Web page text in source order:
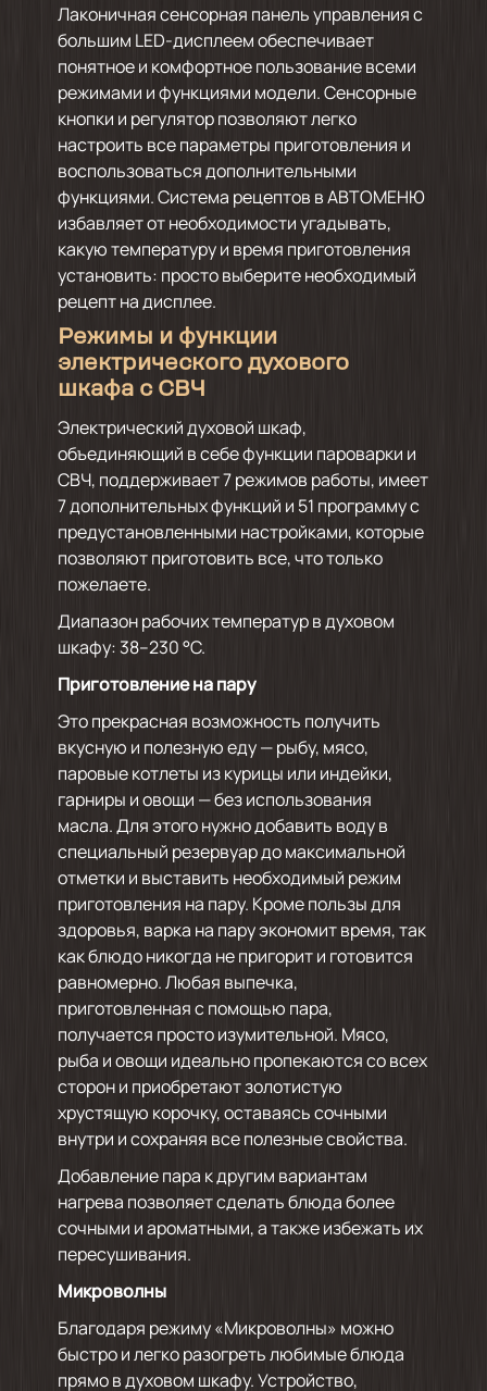
Лаконичная сенсорная панель управления с
большим LED-дисплеем обеспечивает
понятное и комфортное пользование всеми
режимами и функциями модели. Сенсорные
кнопки и регулятор позволяют легко
настроить все параметры приготовления и
воспользоваться дополнительными
функциями. Система рецептов в АВТОМЕНЮ
избавляет от необходимости угадывать,
какую температуру и время приготовления
установить: просто выберите необходимый
рецепт на дисплее.
Режимы и функции
электрического духового
шкафа с СВЧ
Электрический духовой шкаф,
объединяющий в себе функции пароварки и
СВЧ, поддерживает 7 режимов работы, имеет
7 дополнительных функций и 51 программу с
предустановленными настройками, которые
позволяют приготовить все, что только
пожелаете.
Диапазон рабочих температур в духовом
шкафу: 38–230 °C.
Приготовление на пару
Это прекрасная возможность получить
вкусную и полезную еду — рыбу, мясо,
паровые котлеты из курицы или индейки,
гарниры и овощи — без использования
масла. Для этого нужно добавить воду в
специальный резервуар до максимальной
отметки и выставить необходимый режим
приготовления на пару. Кроме пользы для
здоровья, варка на пару экономит время, так
как блюдо никогда не пригорит и готовится
равномерно. Любая выпечка,
приготовленная с помощью пара,
получается просто изумительной. Мясо,
рыба и овощи идеально пропекаются со всех
сторон и приобретают золотистую
хрустящую корочку, оставаясь сочными
внутри и сохраняя все полезные свойства.
Добавление пара к другим вариантам
нагрева позволяет сделать блюда более
сочными и ароматными, а также избежать их
пересушивания.
Микроволны
Благодаря режиму «Микроволны» можно
быстро и легко разогреть любимые блюда
прямо в духовом шкафу. Устройство,